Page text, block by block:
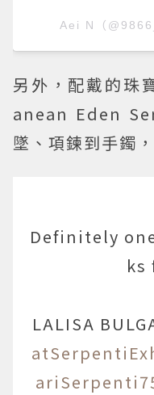
Aei N（
另外，配戴的珠
anean Eden
墜、項鍊到手鐲
Definitely
ks
LALISA